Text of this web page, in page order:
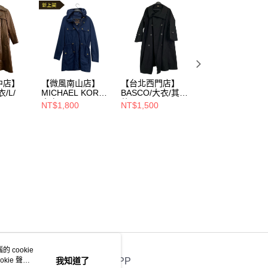
】
/L/
【微風南山店】
MICHAEL KORS/
大衣/M/
NT$1,800
【台北西門店】
BASCO/大衣/其
他/092-732-5929
NT$1,500
官方APP
的 cookie
聲明
我知道了